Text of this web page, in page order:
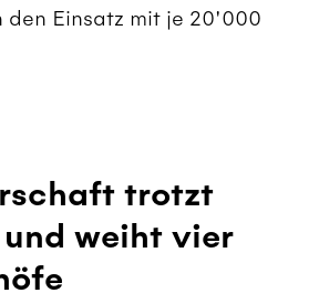
den Einsatz mit je 20'000
trotzt
weiht vier